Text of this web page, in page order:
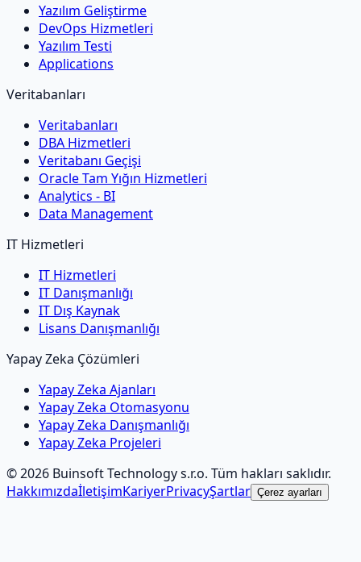
Yazılım Geliştirme
DevOps Hizmetleri
Yazılım Testi
Applications
Veritabanları
Veritabanları
DBA Hizmetleri
Veritabanı Geçişi
Oracle Tam Yığın Hizmetleri
Analytics - BI
Data Management
IT Hizmetleri
IT Hizmetleri
IT Danışmanlığı
IT Dış Kaynak
Lisans Danışmanlığı
Yapay Zeka Çözümleri
Yapay Zeka Ajanları
Yapay Zeka Otomasyonu
Yapay Zeka Danışmanlığı
Yapay Zeka Projeleri
©2026 Buinsoft Technology s.r.o. Tüm hakları saklıdır.
HakkımızdaİletişimKariyerPrivacyŞartlar Çerez ayarları